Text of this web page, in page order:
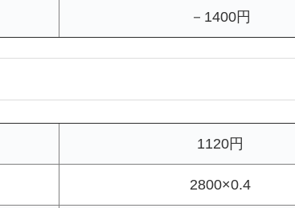
－1400円
1120円
2800×0.4